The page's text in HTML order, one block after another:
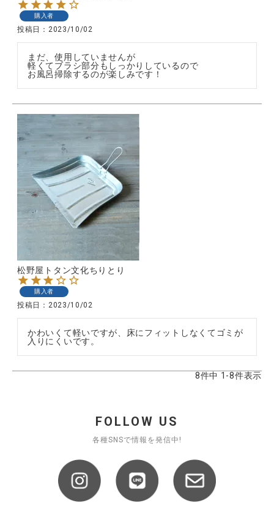
購入者
投稿日 2023/10/02
まだ、使用していませんが
軽くてブラシ部分もしっかりしているので
お風呂掃除するのが楽しみです！
松野屋トタン文化ちりとり
購入者
投稿日 2023/10/02
かわいくて軽いですが、床にフィットしなくてゴミが
入りにくいです。
8件中 1 -8件表示
FOLLOW US
各種SNSで情報を発信中!